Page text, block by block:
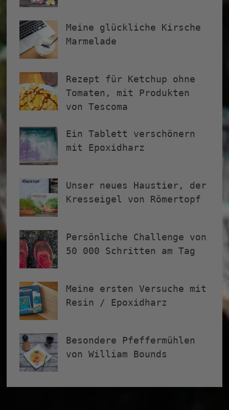
Meine glückliche Kirsche
Marmelade
Rezept für Ketchup ohne
Tomaten, mit Produkten
von Tescoma
Ein Tablett verschönern
mit Epoxidharz
Unser neues Haustier, der
Kresseigel von Römertopf
Persönliche Challenge von
50 000 Schritten am Tag
Meine ersten Versuche mit
Resin / Epoxidharz
Besondere Pfeffermühlen
von William Bounds